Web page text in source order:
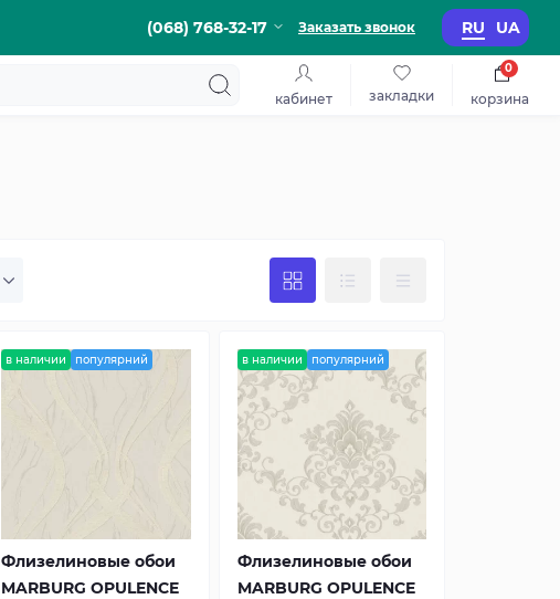
(068) 768-32-17 Заказать звонок RU UA
кабинет закладки корзина
0
в наличии популярний
Флизелиновые обои
MARBURG OPULENCE
в наличии популярний
Флизелиновые обои
MARBURG OPULENCE